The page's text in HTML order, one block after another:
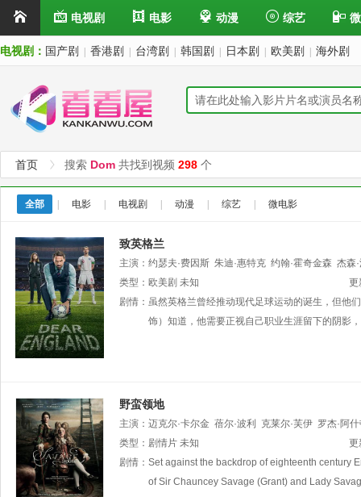
电视剧 电影 动漫 综艺
电视剧： 国产剧 香港剧 台湾剧 韩国剧 日本剧 欧美剧 海外剧
首页 搜索 Dom 共找到视频 298 个
全部 电影 电视剧 动漫 综艺 微电影
致英格兰
主演： 约瑟夫·费因斯 朱迪·惠特克 约翰·霍奇金森 杰森
夫霍尔
Abdul Sessay
雅
Alexander Parsons Dom Rayner
类型： 欧美剧 未知
更
剧情： 虽然英格兰曾经推动现代足球运动的诞生，但他
饰）知道，他需要正视自己职业生涯留下的阴影
野蛮领地
主演： 迈克尔·卡尔金 蓓尔·波利 克莱尔·芙伊 罗杰·阿
杰克·法辛 迈尔斯·贾普 艾琳·巴特尔
James·Nicholson
类型： 剧情片 未知
更
剧情： Set against the backdrop of eighteenth century
of Sir Chauncey Savage (Grant) and Lady